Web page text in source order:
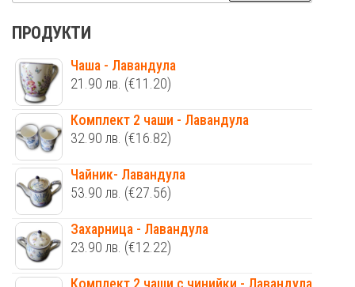
ПРОДУКТИ
Чаша - Лавандула
21.90 лв. (€11.20)
Комплект 2 чаши - Лавандула
32.90 лв. (€16.82)
Чайник- Лавандула
53.90 лв. (€27.56)
Захарница - Лавандула
23.90 лв. (€12.22)